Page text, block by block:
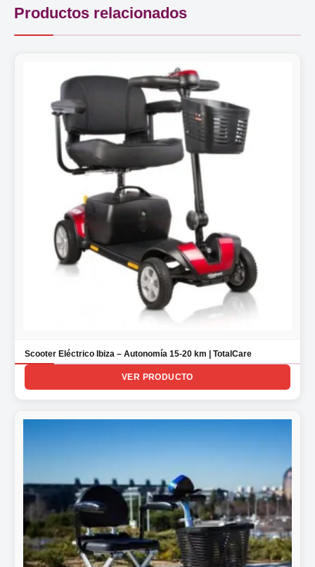
Productos relacionados
Scooter Eléctrico Ibiza – Autonomía 15-20 km | TotalCare
VER PRODUCTO